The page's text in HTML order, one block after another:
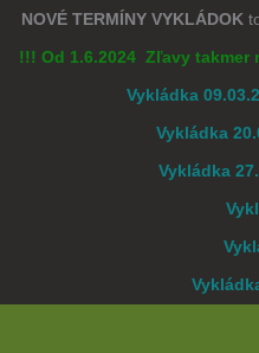
NOVÉ TERMÍNY VYKLÁDOK
!!! Od 1.6.2024 Zľavy
Vykládka
Vykládka
Vykládka